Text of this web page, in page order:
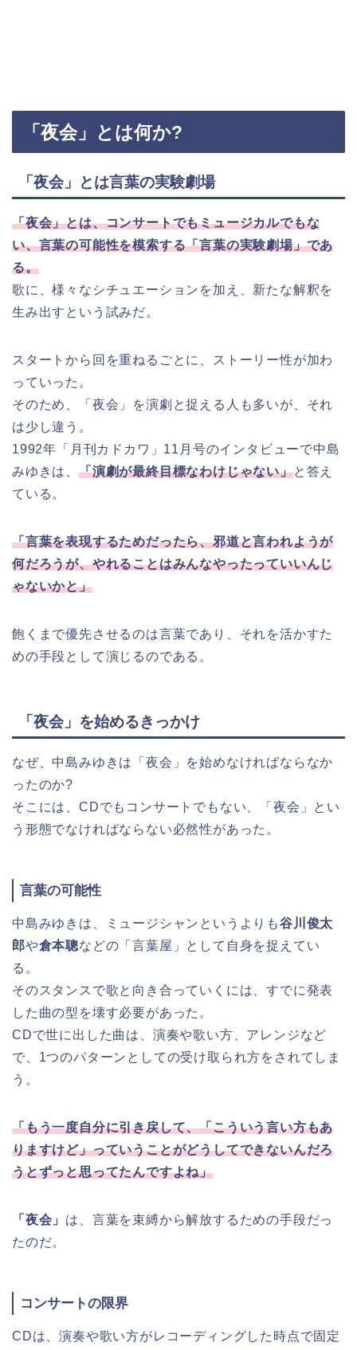
「夜会」とは何か?
「夜会」とは言葉の実験劇場
「夜会」とは、コンサートでもミュージカルでもな
い、言葉の可能性を模索する「言葉の実験劇場」であ
る。
歌に、様々なシチュエーションを加え、新たな解釈を
生み出すという試みだ。
スタートから回を重ねるごとに、ストーリー性が加わ
っていった。
そのため、「夜会」を演劇と捉える人も多いが、それ
は少し違う。
1992年「月刊カドカワ」11月号のインタビューで中島
みゆきは、 「演劇が最終目標なわけじゃない」と答え
ている。
「言葉を表現するためだったら、邪道と言われようが
何だろうが、やれることはみんなやったっていいんじ
ゃないかと」
飽くまで優先させるのは言葉であり、それを活かすた
めの手段として演じるのである。
「夜会」を始めるきっかけ
なぜ、中島みゆきは「夜会」を始めなければならなか
ったのか?
そこには、CDでもコンサートでもない、「夜会」とい
う形態でなければならない必然性があった。
言葉の可能性
中島みゆきは、ミュージシャンというよりも谷川俊太
郎や倉本聰などの「言葉屋」として自身を捉えてい
る。
そのスタンスで歌と向き合っていくには、すでに発表
した曲の型を壊す必要があった。
CDで世に出した曲は、演奏や歌い方、アレンジなど
で、1つのパターンとしての受け取られ方をされてしま
う。
「もう一度自分に引き戻して、「こういう言い方もあ
りますけど」っていうことがどうしてできないんだろ
うとずっと思ってたんですよね」
「夜会」 は、言葉を束縛から解放するための手段だっ
たのだ。
コンサートの限界
CDは、演奏や歌い方がレコーディングした時点で固定